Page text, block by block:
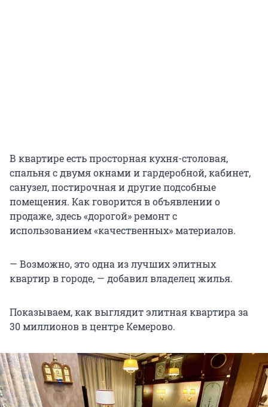
В квартире есть просторная кухня-столовая,
спальня с двумя окнами и гардеробной, кабинет,
санузел, постирочная и другие подсобные
помещения. Как говорится в объявлении о
продаже, здесь «дорогой» ремонт с
использованием «качественных» материалов.
— Возможно, это одна из лучших элитных
квартир в городе, — добавил владелец жилья.
Показываем, как выглядит элитная квартира за
30 миллионов в центре Кемерово.